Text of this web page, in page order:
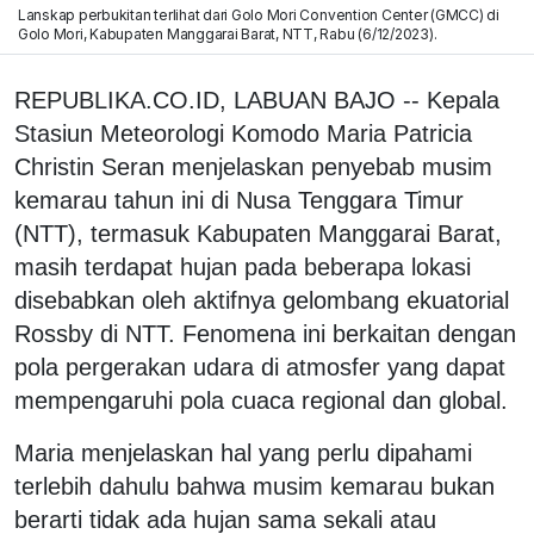
Lanskap perbukitan terlihat dari Golo Mori Convention Center (GMCC) di
Golo Mori, Kabupaten Manggarai Barat, NTT, Rabu (6/12/2023).
REPUBLIKA.CO.ID, LABUAN BAJO -- Kepala
Stasiun Meteorologi Komodo Maria Patricia
Christin Seran menjelaskan penyebab musim
kemarau tahun ini di Nusa Tenggara Timur
(NTT), termasuk Kabupaten Manggarai Barat,
masih terdapat hujan pada beberapa lokasi
disebabkan oleh aktifnya gelombang ekuatorial
Rossby di NTT. Fenomena ini berkaitan dengan
pola pergerakan udara di atmosfer yang dapat
mempengaruhi pola cuaca regional dan global.
Maria menjelaskan hal yang perlu dipahami
terlebih dahulu bahwa musim kemarau bukan
berarti tidak ada hujan sama sekali atau